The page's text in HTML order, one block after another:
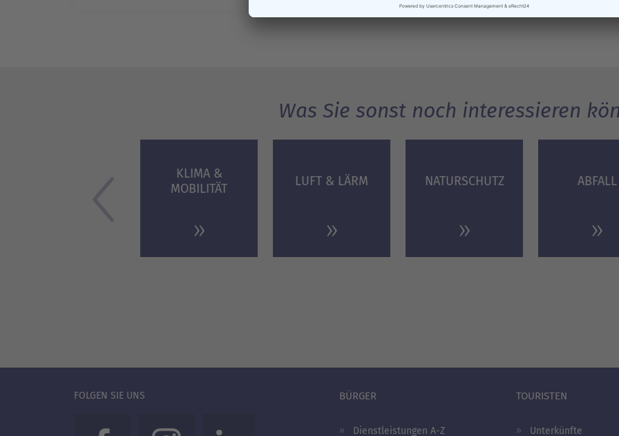
Was Sie sonst noch interessieren
KLIMA &
MOBILITÄT
LUFT & LÄRM NATURSCHUTZ ABFALL
FOLGEN SIE UNS BÜRGER
Dienstleistungen A-Z
TOURISTEN
Unterkünfte